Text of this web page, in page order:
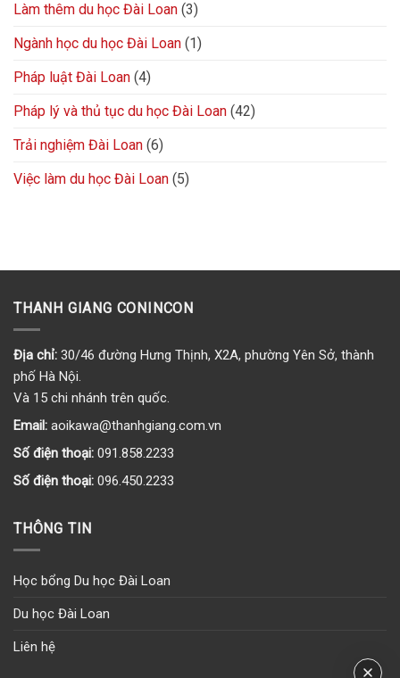
Làm thêm du học Đài Loan (3)
Ngành học du học Đài Loan (1)
Pháp luật Đài Loan (4)
Pháp lý và thủ tục du học Đài Loan (42)
Trải nghiệm Đài Loan (6)
Việc làm du học Đài Loan (5)
THANH GIANG CONINCON
Địa chỉ: 30/46 đường Hưng Thịnh, X2A, phường Yên Sở, thành
phố Hà Nội.
Và 15 chi nhánh trên quốc.
Email: aoikawa@thanhgiang.com.vn
Số điện thoại: 091.858.2233
Số điện thoại: 096.450.2233
THÔNG TIN
Học bổng Du học Đài Loan
Du học Đài Loan
Liên hệ